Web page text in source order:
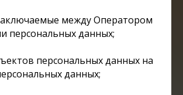
между Оператором
персональных данных;
персональных данных на
данных;